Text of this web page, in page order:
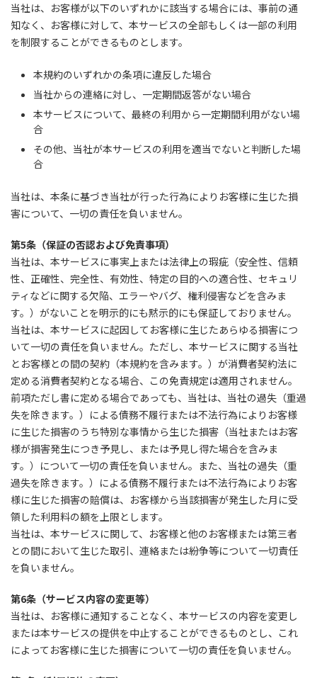
当社は、お客様が以下のいずれかに該当する場合には、事前の通
知なく、お客様に対して、本サービスの全部もしくは一部の利用
を制限することができるものとします。
本規約のいずれかの条項に違反した場合
当社からの連絡に対し、一定期間返答がない場合
本サービスについて、最終の利用から一定期間利用がない場
合
その他、当社が本サービスの利用を適当でないと判断した場
合
当社は、本条に基づき当社が行った行為によりお客様に生じた損
害について、一切の責任を負いません。
第5条（保証の否認および免責事項）
当社は、本サービスに事実上または法律上の瑕疵（安全性、信頼
性、正確性、完全性、有効性、特定の目的への適合性、セキュリ
ティなどに関する欠陥、エラーやバグ、権利侵害などを含みま
す。）がないことを明示的にも黙示的にも保証しておりません。
当社は、本サービスに起因してお客様に生じたあらゆる損害につ
いて一切の責任を負いません。ただし、本サービスに関する当社
とお客様との間の契約（本規約を含みます。）が消費者契約法に
定める消費者契約となる場合、この免責規定は適用されません。
前項ただし書に定める場合であっても、当社は、当社の過失（重過
失を除きます。）による債務不履行または不法行為によりお客様
に生じた損害のうち特別な事情から生じた損害（当社またはお客
様が損害発生につき予見し、または予見し得た場合を含みま
す。）について一切の責任を負いません。また、当社の過失（重
過失を除きます。）による債務不履行または不法行為によりお客
様に生じた損害の賠償は、お客様から当該損害が発生した月に受
領した利用料の額を上限とします。
当社は、本サービスに関して、お客様と他のお客様または第三者
との間において生じた取引、連絡または紛争等について一切責任
を負いません。
第6条（サービス内容の変更等）
当社は、お客様に通知することなく、本サービスの内容を変更し
または本サービスの提供を中止することができるものとし、これ
によってお客様に生じた損害について一切の責任を負いません。